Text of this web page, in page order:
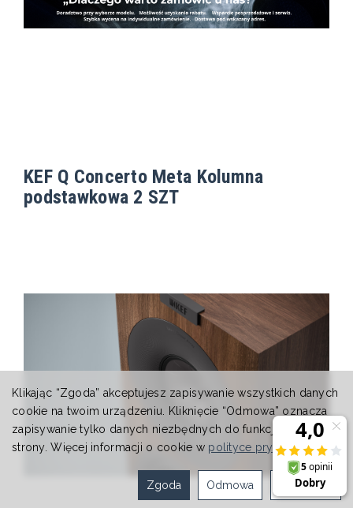
KEF Q Concerto Meta Kolumna
podstawkowa 2 SZT
Klikając “Zgoda” akceptujesz zapisywanie wszystkich danych
cookie na twoim urządzeniu. Kliknięcie “Odmowa” oznacza
zapisywanie tylko danych niezbędnych do funkcjonowania
strony. Więcej informacji o cookie w polityce prywatności.
Ustawienia
Odmowa
Zgoda